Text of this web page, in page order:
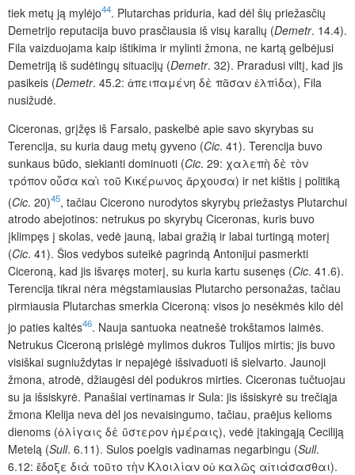
tiek metų ją mylėjo44. Plutarchas priduria, kad dėl šių priežasčių
Demetrijo reputacija buvo prasčiausia iš visų karalių (Demetr. 14.4).
Fila vaizduojama kaip ištikima ir mylinti žmona, ne kartą gelbėjusi
Demetriją iš sudėtingų situacijų (Demetr. 32). Praradusi viltį, kad jis
pasikeis (Demetr. 45.2: ἀπειπαμένη δὲ πᾶσαν ἐλπίδα), Fila
nusižudė.
Ciceronas, grįžęs iš Farsalo, paskelbė apie savo skyrybas su
Terencija, su kuria daug metų gyveno (Cic. 41). Terencija buvo
sunkaus būdo, siekianti dominuoti (Cic. 29: χαλεπὴ δὲ τὸν
τρόπον οὖσα καὶ τοῦ Κικέρωνος ἄρχουσα) ir net kištis į politiką
(Cic. 20)45, tačiau Cicerono nurodytos skyrybų priežastys Plutarchui
atrodo abejotinos: netrukus po skyrybų Ciceronas, kuris buvo
įklimpęs į skolas, vedė jauną, labai gražią ir labai turtingą moterį
(Cic. 41). Šios vedybos suteikė pagrindą Antonijui pasmerkti
Ciceroną, kad jis išvaręs moterį, su kuria kartu susenęs (Cic. 41.6).
Terencija tikrai nėra mėgstamiausias Plutarcho personažas, tačiau
pirmiausia Plutarchas smerkia Ciceroną: visos jo nesėkmės kilo dėl
jo paties kaltės46. Nauja santuoka neatnešė trokštamos laimės.
Netrukus Ciceroną prislėgė mylimos dukros Tulijos mirtis; jis buvo
visiškai sugniuždytas ir nepajėgė išsivaduoti iš sielvarto. Jaunoji
žmona, atrodė, džiaugėsi dėl podukros mirties. Ciceronas tučtuojau
su ja išsiskyrė. Panašiai vertinamas ir Sula: jis išsiskyrė su trečiąja
žmona Klelija neva dėl jos nevaisingumo, tačiau, praėjus kelioms
dienoms (ὀλίγαις δὲ ὕστερον ἡμέραις), vedė įtakingąją Ceciliją
Metelą (Sull. 6.11). Sulos poelgis vadinamas negarbingu (Sull.
6.12: ἔδοξε διὰ τοῦτο τὴν Κλοιλίαν οὐ καλῶς αἰτιάσασθαι).